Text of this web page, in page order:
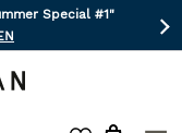
Special #1"